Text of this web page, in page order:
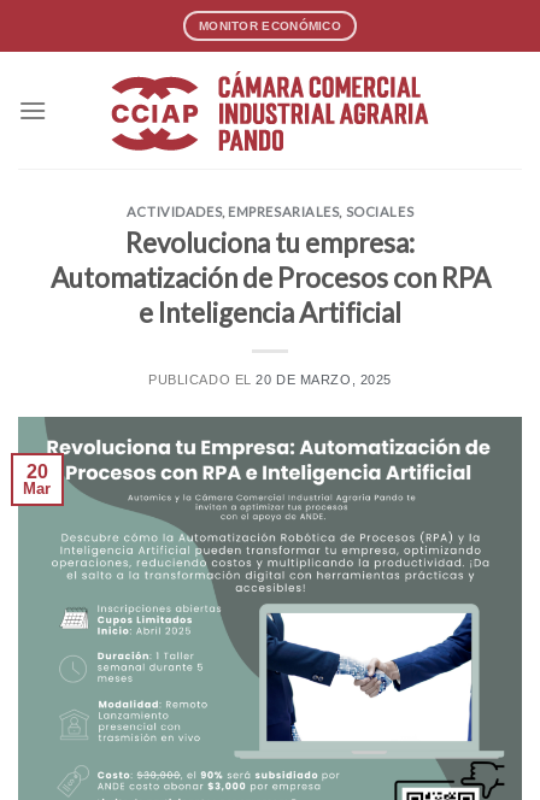
MONITOR ECONÓMICO
ACTIVIDADES, EMPRESARIALES, SOCIALES
Revoluciona tu empresa:
Automatización de Procesos con RPA
e Inteligencia Artificial
PUBLICADO EL20 DE MARZO, 2025
20
Mar